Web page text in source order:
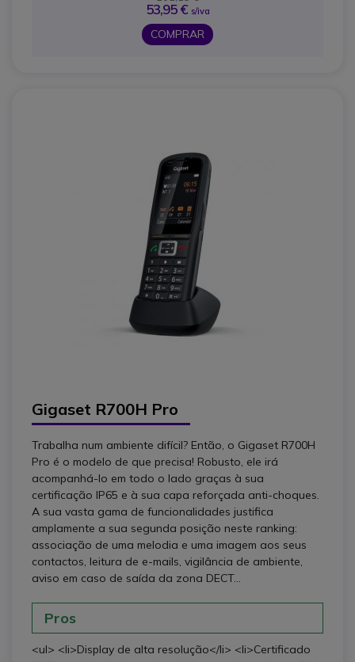
53,95 € s/iva
COMPRAR
Gigaset R700H Pro
Trabalha num ambiente difícil? Então, o Gigaset R700H
Pro é o modelo de que precisa! Robusto, ele irá
acompanhá-lo em todo o lado graças à sua
certificação IP65 e à sua capa reforçada anti-choques.
A sua vasta gama de funcionalidades justifica
amplamente a sua segunda posição neste ranking:
associação de uma melodia e uma imagem aos seus
contactos, leitura de e-mails, vigilância de ambiente,
aviso em caso de saída da zona DECT...
Pros
<ul> <li>Display de alta resolução</li> <li>Certificado